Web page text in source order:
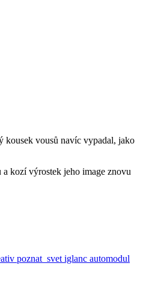
kousek vousů navíc vypadal, jako
a kozí výrostek jeho image znovu
poznat_svet iglanc automodul